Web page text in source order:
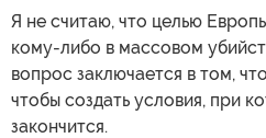
Я не считаю, что целью
кому-либо в массовом
вопрос заключается в том,
чтобы создать условия, при
закончится.